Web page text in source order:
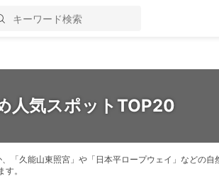
人気スポットTOP20
久能山東照宮」や「日本平ロープウェイ」などの自
。